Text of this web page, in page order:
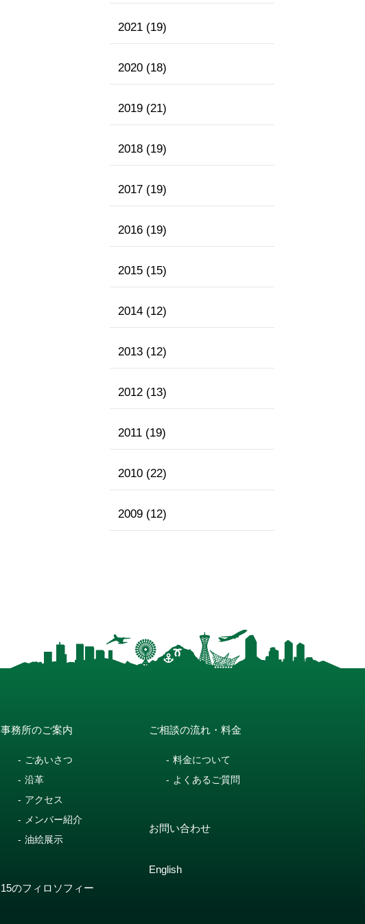
2021 (19)
2020 (18)
2019 (21)
2018 (19)
2017 (19)
2016 (19)
2015 (15)
2014 (12)
2013 (12)
2012 (13)
2011 (19)
2010 (22)
2009 (12)
事務所のご案内
ごあいさつ
沿革
アクセス
メンバー紹介
油絵展示
15のフィロソフィー
ご相談の流れ・料金
料金について
よくあるご質問
お問い合わせ
English